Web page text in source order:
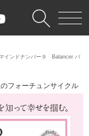
マインドナンバー９ Balancer バ
フォーチュンサイクル